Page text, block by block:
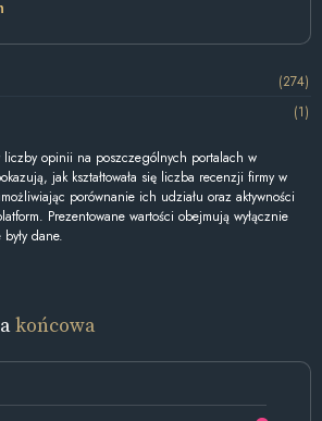
(274)
(1)
liczby opinii na poszczególnych portalach w
jak kształtowała się liczba recenzji firmy w
porównanie ich udziału oraz aktywności
Prezentowane wartości obejmują wyłącznie
dane.
końcowa